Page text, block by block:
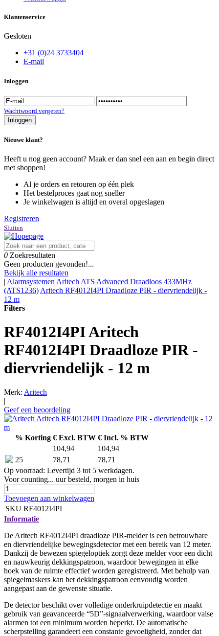
Klantenservice
Gesloten
+31 (0)24 3733404
E-mail
Inloggen
Wachtwoord vergeten?
Inloggen
Nieuwe klant?
Heeft u nog geen account? Maak er dan snel een aan en begin direct
met shoppen!
Al je orders en retouren op één plek
Het bestelproces gaat nog sneller
Je winkelwagen is altijd en overal opgeslagen
Registreren
Sluiten
0 Zoekresultaten
Geen producten gevonden!...
Bekijk alle resultaten
| Alarmsystemen Aritech ATS Advanced Draadloos 433MHz
(ATS1236) Aritech RF4012I4PI Draadloze PIR - diervriendelijk -
12 m
Filters
RF4012I4PIAritech
RF4012I4PI Draadloze PIR -
diervriendelijk - 12 m
Merk: Aritech
|
Geef een beoordeling
% Korting € Excl. BTW € Incl. % BTW
104,94
104,94
25
78,71
78,71
Op voorraad: Levertijd 3 tot 5 werkdagen.
Voorcounting... uur besteld, morgen in huis
Toevoegen aan winkelwagen
SKU RF4012I4PI
Informatie
De Aritech RF4012I4PI draadloze PIR-melder is een betrouwbare
en diervriendelijke bewegingsdetector met een bereik van 12 meter.
Dankzij de bewezen spiegeloptiek zorgt deze melder voor een dicht
en nauwkeurig dekkingspatroon, waardoor bewegingen in elke
hoek van de ruimte effectief worden geregistreerd. Met behulp van
spiegelmaskers kan het dekkingspatroon eenvoudig worden
aangepast aan de gewenste situatie.
De detector beschikt over volledige onderkruipdetectie en maakt
gebruik van geavanceerde “5D”-signaalverwerking, waardoor valse
alarmen tot een minimum worden beperkt. De automatische
scherpstelling garandeert een constante gevoeligheid, zonder dat